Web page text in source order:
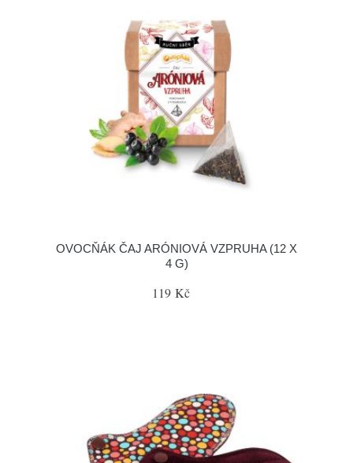
OVOCŇÁK ČAJ ARÓNIOVÁ VZPRUHA (12 X
4 G)
119 Kč